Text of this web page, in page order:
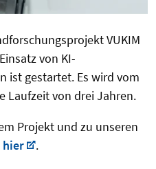
VUKIM
von KI-
ist gestartet. Es wird vom
Laufzeit von drei Jahren.
Projekt und zu unseren
hier .